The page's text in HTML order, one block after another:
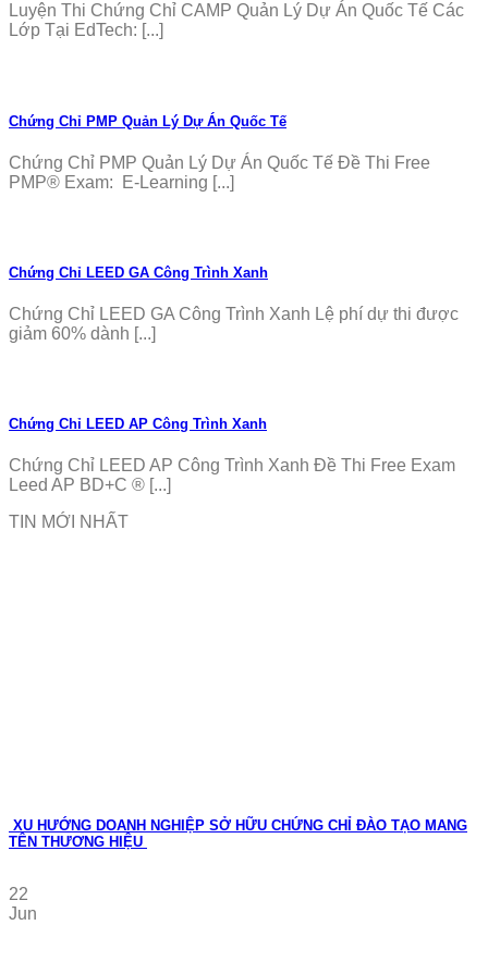
Luyện Thi Chứng Chỉ CAMP Quản Lý Dự Án Quốc Tế Các
Lớp Tại EdTech: [...]
Chứng Chỉ PMP Quản Lý Dự Án Quốc Tế
Chứng Chỉ PMP Quản Lý Dự Án Quốc Tế Đề Thi Free
PMP® Exam: E-Learning [...]
Chứng Chỉ LEED GA Công Trình Xanh
Chứng Chỉ LEED GA Công Trình Xanh Lệ phí dự thi được
giảm 60% dành [...]
Chứng Chỉ LEED AP Công Trình Xanh
Chứng Chỉ LEED AP Công Trình Xanh Đề Thi Free Exam
Leed AP BD+C ® [...]
TIN MỚI NHẤT
XU HƯỚNG DOANH NGHIỆP SỞ HỮU CHỨNG CHỈ ĐÀO TẠO MANG
TÊN THƯƠNG HIỆU
22
Jun